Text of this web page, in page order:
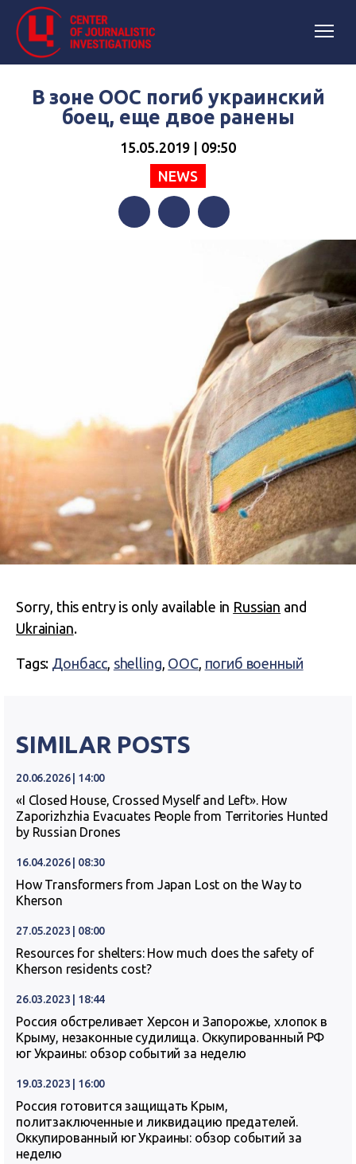
В зоне ООС погиб украинский
боец, еще двое ранены
15.05.2019 | 09:50
NEWS
Sorry, this entry is only available in Russian and
Ukrainian.
Tags: Донбасс, shelling, ООС, погиб военный
SIMILAR POSTS
20.06.2026 | 14:00
«I Closed House, Crossed Myself and Left». How
Zaporizhzhia Evacuates People from Territories Hunted
by Russian Drones
16.04.2026 | 08:30
How Transformers from Japan Lost on the Way to
Kherson
27.05.2023 | 08:00
Resources for shelters: How much does the safety of
Kherson residents cost?
26.03.2023 | 18:44
Россия обстреливает Херсон и Запорожье, хлопок в
Крыму, незаконные судилища. Оккупированный РФ
юг Украины: обзор событий за неделю
19.03.2023 | 16:00
Россия готовится защищать Крым,
политзаключенные и ликвидацию предателей.
Оккупированный юг Украины: обзор событий за
неделю